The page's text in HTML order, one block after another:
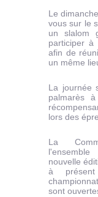
Le
vous sur le
un slalom
participer à
afin de
un même
La journée
palmarès
lors des
La
nouvelle
à
sont